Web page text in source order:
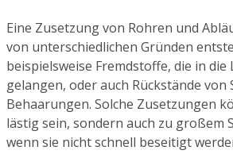
Eine Zusetzung von Rohren und
von unterschiedlichen Gründen
beispielsweise Fremdstoffe, die in die
gelangen, oder auch Rückstände von
Behaarungen. Solche Zusetzungen
lästig sein, sondern auch zu großem
wenn sie nicht schnell beseitigt